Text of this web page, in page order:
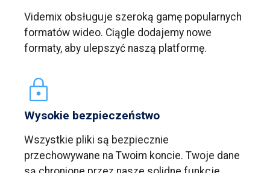
Videmix obsługuje szeroką gamę popularnych
formatów wideo. Ciągle dodajemy nowe
formaty, aby ulepszyć naszą platformę.
Wysokie bezpieczeństwo
Wszystkie pliki są bezpiecznie
przechowywane na Twoim koncie. Twoje dane